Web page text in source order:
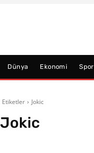
Dünya Ekonomi Spor
Etiketler Jokic
Jokic